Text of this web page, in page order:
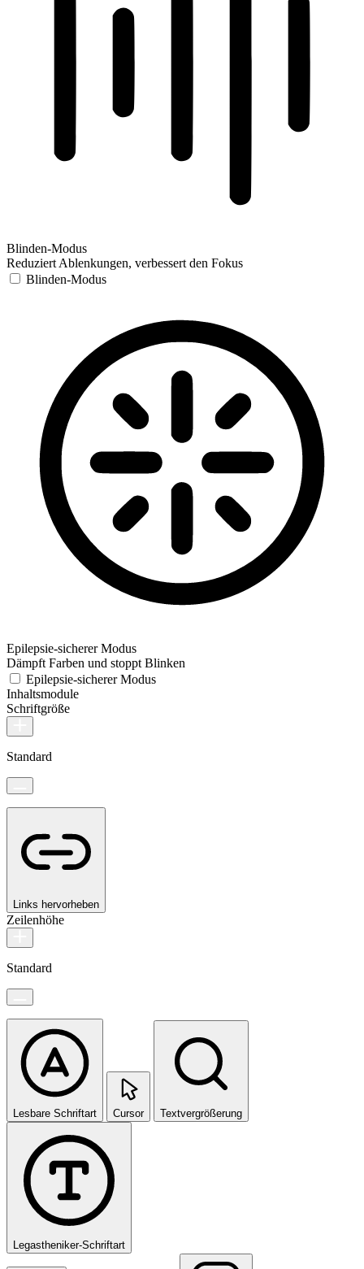
Blinden-Modus
Reduziert Ablenkungen, verbessert den Fokus
Blinden-Modus
Epilepsie-sicherer Modus
Dämpft Farben und stoppt Blinken
Epilepsie-sicherer Modus
Inhaltsmodule
Schriftgröße
Standard
Links hervorheben
Zeilenhöhe
Standard
Lesbare Schriftart Cursor Textvergrößerung
Legastheniker-Schriftart